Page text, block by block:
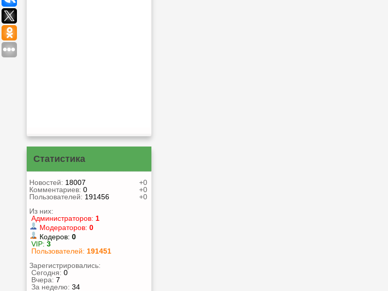
Статистика
+0
Новостей: 18007
+0
Комментариев: 0
+0
Пользователей: 191456
Из них:
Администраторов: 1
Модераторов: 0
Кодеров: 0
VIP: 3
Пользователей: 191451
Зарегистрировались:
Сегодня: 0
Вчера: 7
За неделю: 34